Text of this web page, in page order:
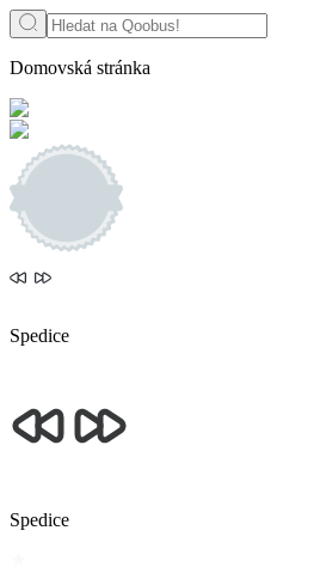
Domovská stránka
Spedice
Spedice